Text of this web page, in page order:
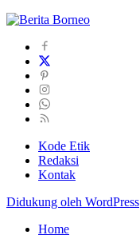
Kode Etik
Redaksi
Kontak
Didukung oleh WordPress
Home